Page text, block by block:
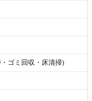
ゴミ回収・床清掃)